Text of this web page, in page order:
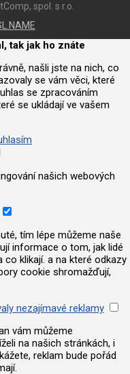
spol. s r.o.
tak jak ho znáte
našli jste na nich, co
se vám věci, které
se zpracováním
se ukládají ve vašem
našich webových
tím lépe můžeme naše
informace o tom, jak lidé
co klikají. a na které odkazy
cookie shromažďují,
nezajímavé reklamy
vám můžeme
na našich stránkách, i
reklam bude pořád